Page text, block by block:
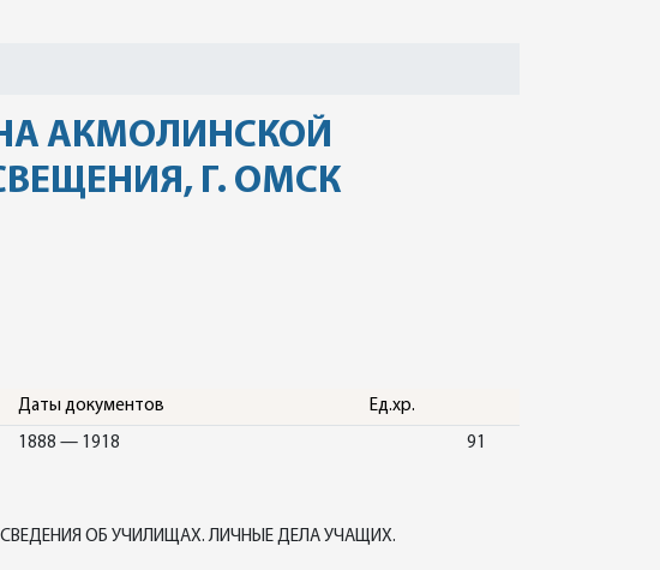
АКМОЛИНСКОЙ
Г. ОМСК
Даты документов Ед.хр.
1888 — 1918 91
ОБ УЧИЛИЩАХ. ЛИЧНЫЕ ДЕЛА УЧАЩИХ.